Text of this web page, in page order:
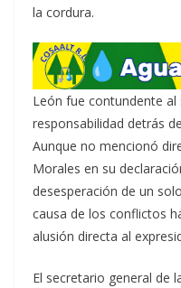
la cordura.
León fue contundente al
responsabilidad detrás
Aunque no mencionó
Morales en su
desesperación de un
causa de los conflictos
alusión directa al
El secretario general de